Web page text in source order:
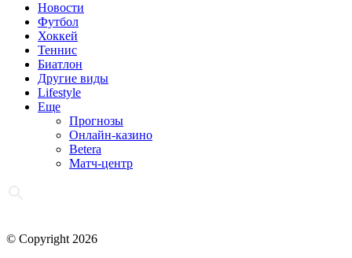
Новости
Футбол
Хоккей
Теннис
Биатлон
Другие виды
Lifestyle
Еще
Прогнозы
Онлайн-казино
Betera
Матч-центр
© Copyright 2026